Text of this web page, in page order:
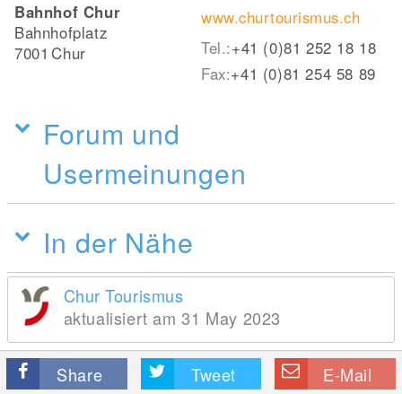
Bahnhof Chur
Bahnhofplatz
7001 Chur
www.churtourismus.ch
Tel.:+41 (0)81 252 18 18
Fax:+41 (0)81 254 58 89
Forum und
Usermeinungen
In der Nähe
Chur Tourismus
aktualisiert am 31 May 2023
Share Tweet E-Mail